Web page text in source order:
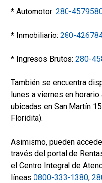
* Automotor: 280-
* Inmobiliario: 280-
* Ingresos Brutos: 280-
También se encuentra
lunes a viernes en
ubicadas en San Martín
Floridita).
Asimismo, pueden
través del portal de
el Centro Integral de
líneas 0800-333-1380,